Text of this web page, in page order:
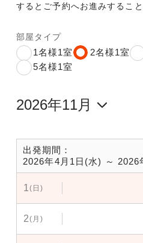
するとご予約へお進みすること
部屋タイプ
1名様1室 2名様1室
5名様1室
出発期間：
2026年4月1日(水) ～ 2026
1(日)
2(月)